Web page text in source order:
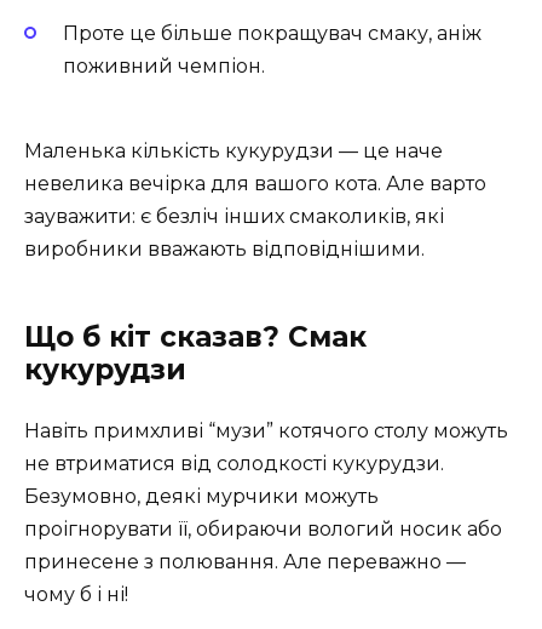
Проте це більше покращувач смаку, аніж
поживний чемпіон.
Маленька кількість кукурудзи — це наче
невелика вечірка для вашого кота. Але варто
зауважити: є безліч інших смаколиків, які
виробники вважають відповіднішими.
Що б кіт сказав? Смак
кукурудзи
Навіть примхливі “музи” котячого столу можуть
не втриматися від солодкості кукурудзи.
Безумовно, деякі мурчики можуть
проігнорувати її, обираючи вологий носик або
принесене з полювання. Але переважно —
чому б і ні!